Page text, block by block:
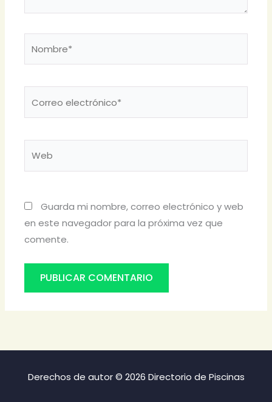
Guarda mi nombre, correo electrónico y web
en este navegador para la próxima vez que
comente.
Derechos de autor © 2026 Directorio de Piscinas